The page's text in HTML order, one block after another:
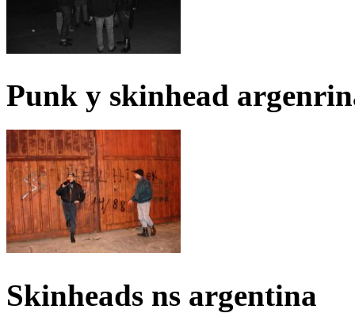
Punk y skinhead
Skinheads ns argentina